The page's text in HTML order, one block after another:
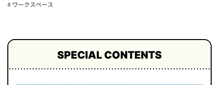
# ワークスペース
SPECIAL CONTENTS